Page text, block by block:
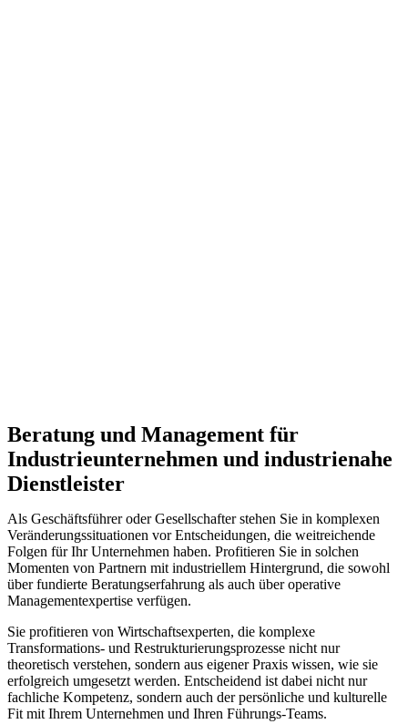
Beratung und Management für
Industrieunternehmen und industrienahe
Dienstleister
Als Geschäftsführer oder Gesellschafter stehen Sie in komplexen
Veränderungssituationen vor Entscheidungen, die weitreichende
Folgen für Ihr Unternehmen haben. Profitieren Sie in solchen
Momenten von Partnern mit industriellem Hintergrund, die sowohl
über fundierte Beratungserfahrung als auch über operative
Managementexpertise verfügen.
Sie profitieren von Wirtschaftsexperten, die komplexe
Transformations- und Restrukturierungsprozesse nicht nur
theoretisch verstehen, sondern aus eigener Praxis wissen, wie sie
erfolgreich umgesetzt werden. Entscheidend ist dabei nicht nur
fachliche Kompetenz, sondern auch der persönliche und kulturelle
Fit mit Ihrem Unternehmen und Ihren Führungs-Teams.